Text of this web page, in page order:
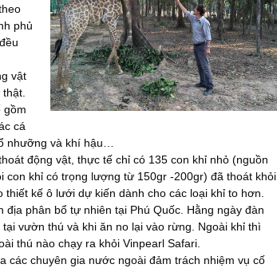
phủ
vật
thật.
gồm
cá
nhưỡng và khí hậu…
động vật, thực tế chỉ có 135 con khỉ nhỏ (nguồn
con khỉ có trọng lượng từ 150gr -200gr) đã thoát khỏi
thiết kế ô lưới dự kiến dành cho các loại khỉ to hơn.
địa phân bổ tự nhiên tại Phú Quốc. Hằng ngày đàn
tại vườn thú và khi ăn no lại vào rừng. Ngoài khỉ thì
thú nào chạy ra khỏi Vinpearl Safari.
các chuyên gia nước ngoài đảm trách nhiệm vụ cố